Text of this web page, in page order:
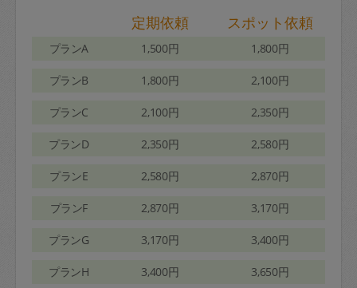
定期依頼 スポット依頼
プランA 1,500円 1,800円
プランB 1,800円 2,100円
プランC 2,100円 2,350円
プランD 2,350円 2,580円
プランE 2,580円 2,870円
プランF 2,870円 3,170円
プランG 3,170円 3,400円
プランH 3,400円 3,650円